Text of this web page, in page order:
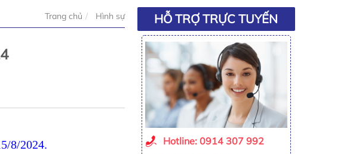
Trang chủ Hình sự
8/2024.
HỖ TRỢ TRỰC TUYẾN
Hotline: 0914 307 992